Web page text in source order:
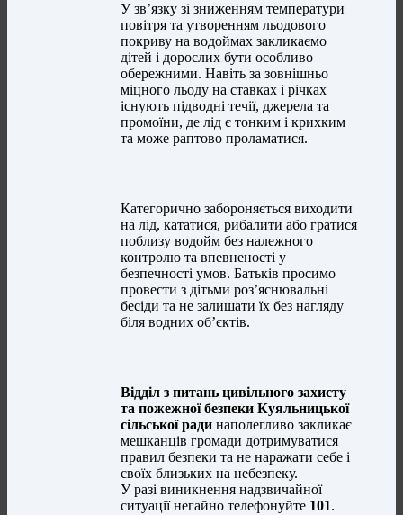
У зв’язку зі зниженням температури
повітря та утворенням льодового
покриву на водоймах закликаємо
дітей і дорослих бути особливо
обережними. Навіть за зовнішньо
міцного льоду на ставках і річках
існують підводні течії, джерела та
промоїни, де лід є тонким і крихким
та може раптово проламатися.
Категорично забороняється виходити
на лід, кататися, рибалити або гратися
поблизу водойм без належного
контролю та впевненості у
безпечності умов. Батьків просимо
провести з дітьми роз’яснювальні
бесіди та не залишати їх без нагляду
біля водних об’єктів.
Відділ з питань цивільного захисту
та пожежної безпеки Куяльницької
сільської ради наполегливо закликає
мешканців громади дотримуватися
правил безпеки та не наражати себе і
своїх близьких на небезпеку.
У разі виникнення надзвичайної
ситуації негайно телефонуйте 101.